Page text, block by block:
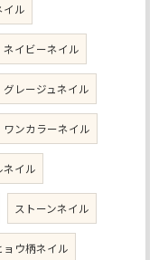
イル
ネイビーネイル
グレージュネイル
ワンカラーネイル
ネイル
ストーンネイル
ョウ柄ネイル